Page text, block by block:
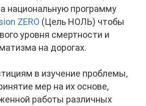
национальную программу
ZERO (Цель НОЛЬ) чтобы
уровня смертности и
на дорогах.
в изучение проблемы,
мер на их основе,
работы различных